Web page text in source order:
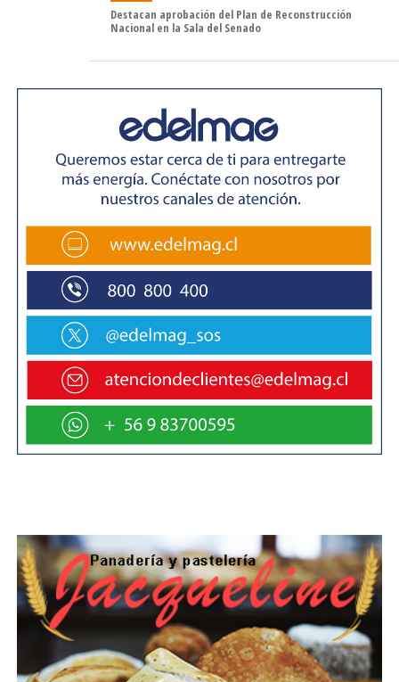
acreditara como llegaron estas máquinas a la ciudad, y
sumó a que rompieron los sellos, por lo que estamos
hablando de personas que no quieren cumplir la ley, y es
importante decir que en Punta Arenas la ley si se
cumple».
Destacan aprobación del Plan de Reconstrucción
Nacional en la Sala del Senado